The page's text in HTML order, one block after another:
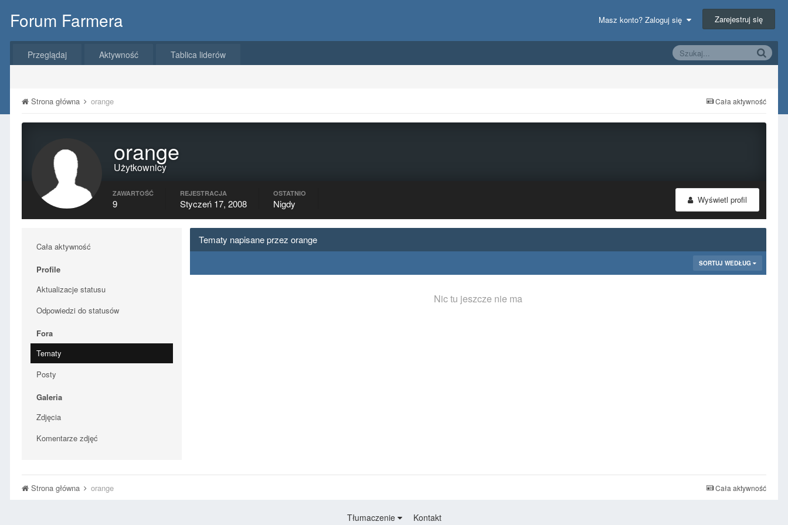
Forum Farmera Masz konto? Zaloguj się Zarejestruj się
Przeglądaj Aktywność Tablica liderów
Cała aktywność
Strona główna orange
orange
Użytkownicy
Wyświetl profil
ZAWARTOŚĆ
9
REJESTRACJA
Styczeń 17, 2008
OSTATNIO
Nigdy
Cała aktywność
Profile
Aktualizacje statusu
Odpowiedzi do statusów
Fora
Tematy
Posty
Galeria
Zdjęcia
Komentarze zdjęć
Tematy napisane przez orange
SORTUJ WEDŁUG
Nic tu jeszcze nie ma
Cała aktywność
Strona główna orange
Tłumaczenie Kontakt